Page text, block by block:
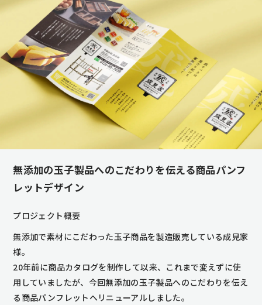
無添加の玉子製品へのこだわりを伝える商品パンフ
レットデザイン
プロジェクト概要
無添加で素材にこだわった玉子商品を製造販売している成見家
様。
20年前に商品カタログを制作して以来、これまで変えずに使
用していましたが、今回無添加の玉子製品へのこだわりを伝え
る商品パンフレットへリニューアルしました。